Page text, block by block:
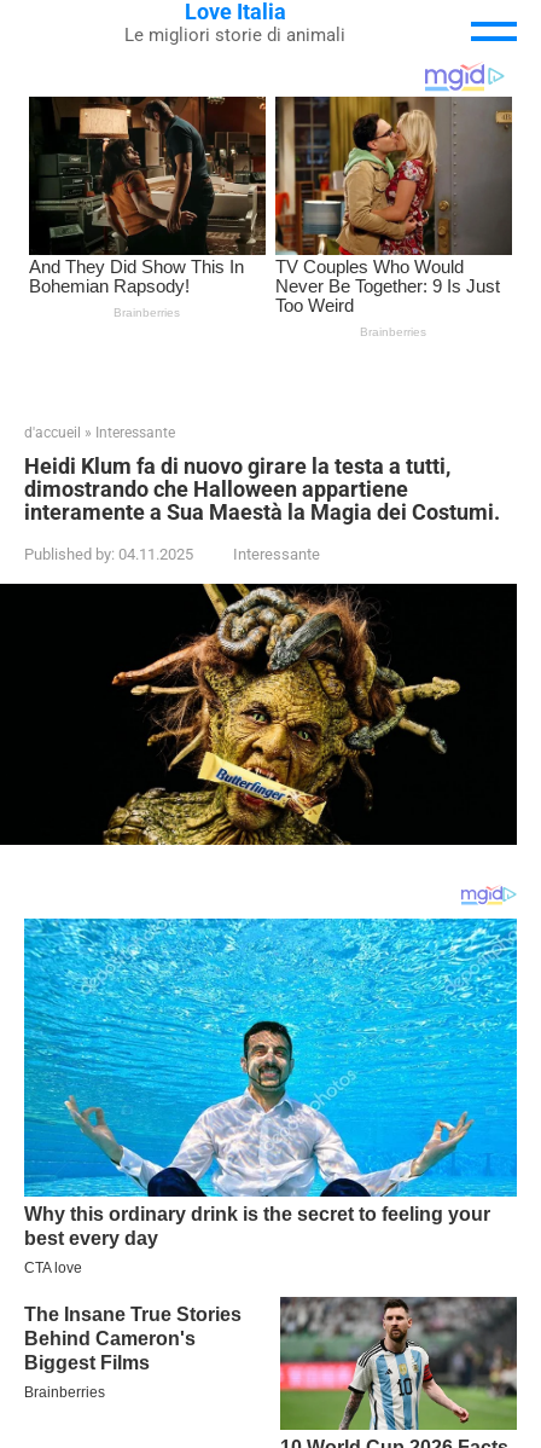
Love Italia
Le migliori storie di animali
d'accueil » Interessante
Heidi Klum fa di nuovo girare la testa a tutti,
dimostrando che Halloween appartiene
interamente a Sua Maestà la Magia dei Costumi.
Published by: 04.11.2025 Interessante